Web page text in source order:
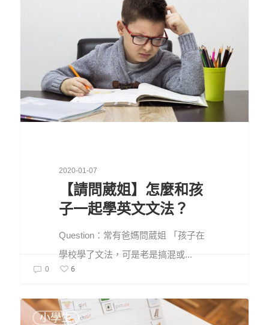
2020-01-07
【請問葳姐】怎麼和孩
子一起學英文文法？
Question：常有爸媽問葳姐 「孩子在
學校學了文法，可是老是搞混或...
0 6
小學生